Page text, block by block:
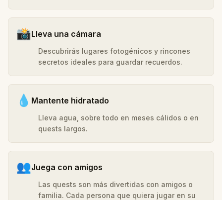
📸Lleva una cámara
Descubrirás lugares fotogénicos y rincones
secretos ideales para guardar recuerdos.
💧 Mantente hidratado
Lleva agua, sobre todo en meses cálidos o en
quests largos.
👥Juega con amigos
Las quests son más divertidas con amigos o
familia. Cada persona que quiera jugar en su